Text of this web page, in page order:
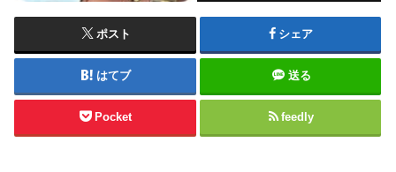
ポスト シェア
はてブ 送る
Pocket feedly